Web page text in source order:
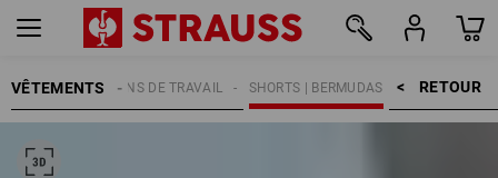
VÊTEMENTS RETOUR    >
SHORTS | BERMUDAS
PANTALONS DE TRAVAIL